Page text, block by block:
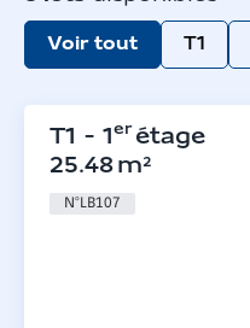
Voir tout T1
T1 - 1 er étage
25.48 m²
N°LB107